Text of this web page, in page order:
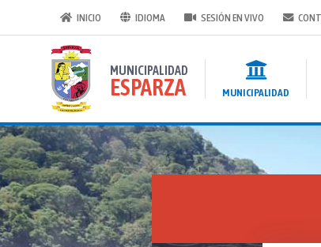
INICIO IDIOMA SESIÓN EN VIVO
MUNICIPALIDAD
ESPARZA MUNICIPALIDAD